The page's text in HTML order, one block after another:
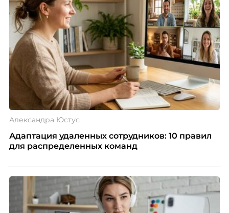
Александра Юстус
Адаптация удаленных сотрудников: 10 правил
для распределенных команд